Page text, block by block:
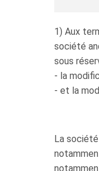
1) Aux
société
sous
- la
- et la
La